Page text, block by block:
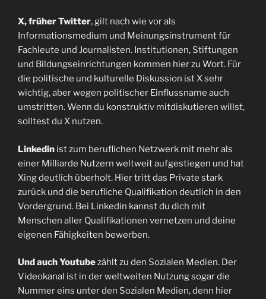
X, früher Twitter, gilt nach wie vor als
Informationsmedium und Meinungsinstrument für
Fachleute und Journalisten. Institutionen, Stiftungen
und Bildungseinrichtungen kommen hier zu Wort. Für
die politische und kulturelle Diskussion ist X sehr
wichtig, aber wegen politischer Einflussname auch
umstritten. Wenn du konstruktiv mitdiskutieren willst,
solltest du X nutzen.
Linkedin ist zum beruflichen Netzwerk mit mehr als
einer Milliarde Nutzern weltweit aufgestiegen und hat
Xing deutlich überholt. Hier tritt das Private stark
zurück und die berufliche Qualifikation deutlich in den
Vordergrund. Bei Linkedin kannst du dich mit
Menschen aller Qualifikationen vernetzen und deine
eigenen Fähigkeiten bewerben.
Und auch Youtubezählt zu den Sozialen Medien. Der
Videokanal ist in der weltweiten Nutzung sogar die
Nummer eins unter den Sozialen Medien, denn hier